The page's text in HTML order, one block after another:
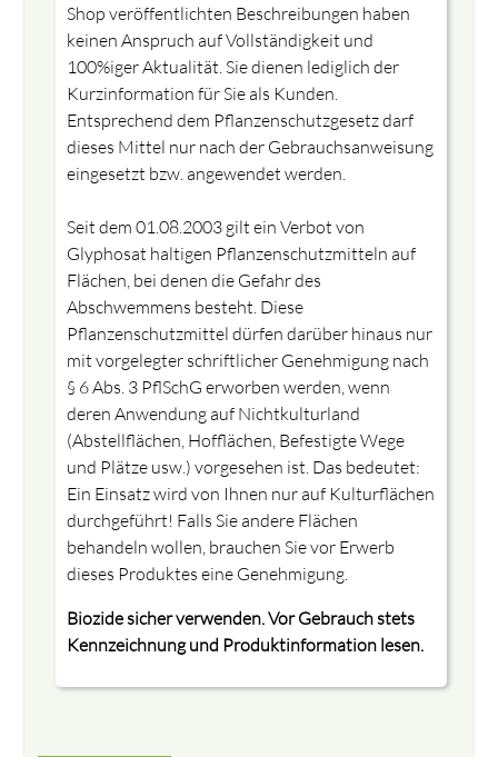
Shop veröffentlichten Beschreibungen haben
keinen Anspruch auf Vollständigkeit und
100%iger Aktualität. Sie dienen lediglich der
Kurzinformation für Sie als Kunden.
Entsprechend dem Pflanzenschutzgesetz darf
dieses Mittel nur nach der Gebrauchsanweisung
eingesetzt bzw. angewendet werden.
Seit dem 01.08.2003 gilt ein Verbot von
Glyphosat haltigen Pflanzenschutzmitteln auf
Flächen, bei denen die Gefahr des
Abschwemmens besteht. Diese
Pflanzenschutzmittel dürfen darüber hinaus nur
mit vorgelegter schriftlicher Genehmigung nach
§ 6 Abs. 3 PflSchG erworben werden, wenn
deren Anwendung auf Nichtkulturland
(Abstellflächen, Hofflächen, Befestigte Wege
und Plätze usw.) vorgesehen ist. Das bedeutet:
Ein Einsatz wird von Ihnen nur auf Kulturflächen
durchgeführt! Falls Sie andere Flächen
behandeln wollen, brauchen Sie vor Erwerb
dieses Produktes eine Genehmigung.
Biozide sicher verwenden. Vor Gebrauch stets
Kennzeichnung und Produktinformation lesen.